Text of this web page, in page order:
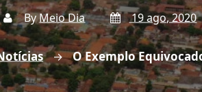
ByMeio Dia 19 ago, 2020
→ O Exemplo